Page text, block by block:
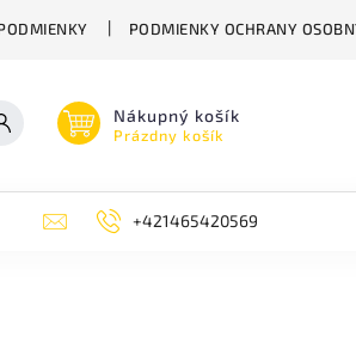
PODMIENKY OCHRANY
Nákupný košík
Prázdny košík
+421465420569